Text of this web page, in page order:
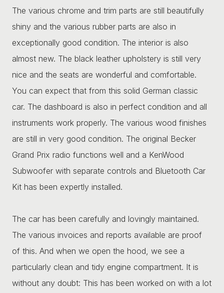
The various chrome and trim parts are still beautifully
shiny and the various rubber parts are also in
exceptionally good condition. The interior is also
almost new. The black leather upholstery is still very
nice and the seats are wonderful and comfortable.
You can expect that from this solid German classic
car. The dashboard is also in perfect condition and all
instruments work properly. The various wood finishes
are still in very good condition. The original Becker
Grand Prix radio functions well and a KenWood
Subwoofer with separate controls and Bluetooth Car
Kit has been expertly installed.
The car has been carefully and lovingly maintained.
The various invoices and reports available are proof
of this. And when we open the hood, we see a
particularly clean and tidy engine compartment. It is
without any doubt: This has been worked on with a lot